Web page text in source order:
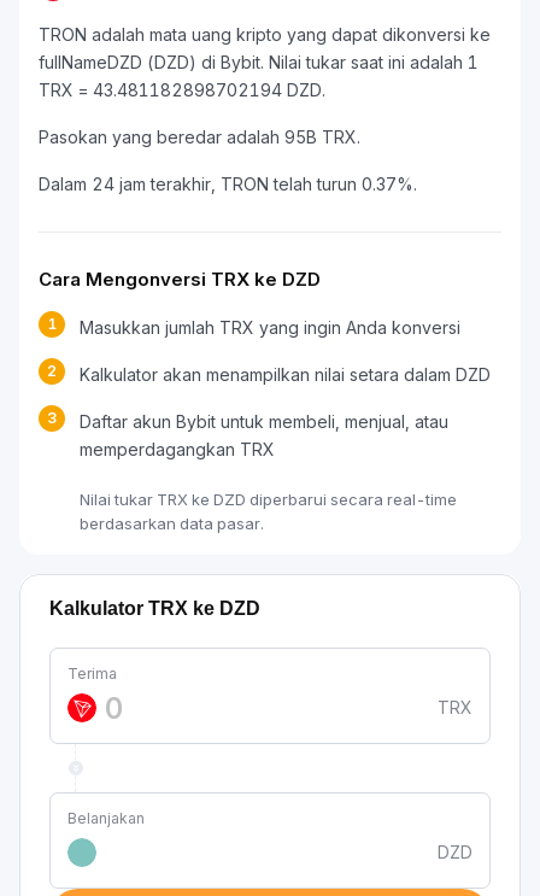
TRON adalah mata uang kripto yang dapat dikonversi ke
fullNameDZD (DZD) di Bybit. Nilai tukar saat ini adalah 1
TRX = 43.481182898702194 DZD.
Pasokan yang beredar adalah 95B TRX.
Dalam 24 jam terakhir, TRON telah turun 0.37%.
Cara Mengonversi TRX ke DZD
1 Masukkan jumlah TRX yang ingin Anda konversi
2 Kalkulator akan menampilkan nilai setara dalam DZD
3
Daftar akun Bybit untuk membeli, menjual, atau
memperdagangkan TRX
Nilai tukar TRX ke DZD diperbarui secara real-time
berdasarkan data pasar.
Kalkulator TRX ke DZD
Terima
TRX
Belanjakan
DZD